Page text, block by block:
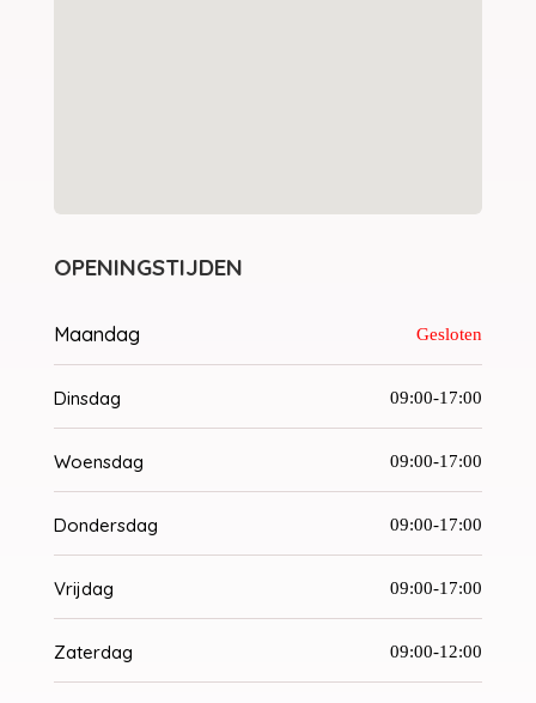
OPENINGSTIJDEN
Maandag Gesloten
Dinsdag 09:00-17:00
Woensdag 09:00-17:00
Dondersdag 09:00-17:00
Vrijdag 09:00-17:00
Zaterdag 09:00-12:00